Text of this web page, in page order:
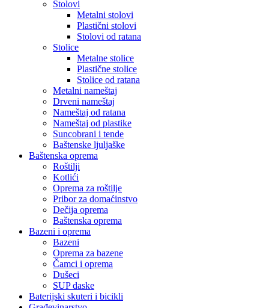
Stolovi
Metalni stolovi
Plastični stolovi
Stolovi od ratana
Stolice
Metalne stolice
Plastične stolice
Stolice od ratana
Metalni nameštaj
Drveni nameštaj
Nameštaj od ratana
Nameštaj od plastike
Suncobrani i tende
Baštenske ljuljaške
Baštenska oprema
Roštilji
Kotlići
Oprema za roštilje
Pribor za domaćinstvo
Dečija oprema
Baštenska oprema
Bazeni i oprema
Bazeni
Oprema za bazene
Čamci i oprema
Dušeci
SUP daske
Baterijski skuteri i bicikli